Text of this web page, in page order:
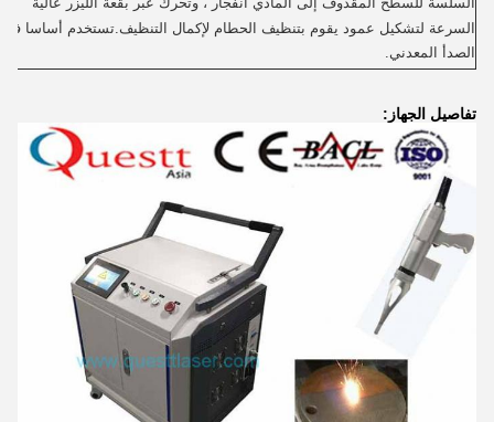
السرعة لتشكيل عمود يقوم بتنظيف الحطام لإكمال التنظيف.تستخدم أساسا في
الصدأ المعدني.
تفاصيل الجهاز: